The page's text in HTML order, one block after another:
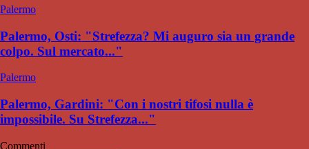
Palermo
Palermo, Osti: "Strefezza? Mi auguro sia un grande
colpo. Sul mercato..."
Palermo
Palermo, Gardini: "Con i nostri tifosi nulla è
impossibile. Su Strefezza..."
Commenti